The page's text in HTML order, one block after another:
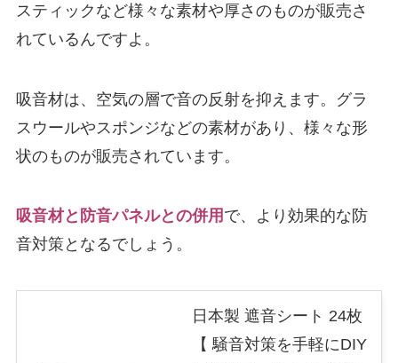
スティックなど様々な素材や厚さのものが販売さ
れているんですよ。
吸音材は、空気の層で音の反射を抑えます。グラ
スウールやスポンジなどの素材があり、様々な形
状のものが販売されています。
吸音材と防音パネルとの併用 で、より効果的な防
音対策となるでしょう。
日本製 遮音シート 24枚
【 騒音対策を手軽にDIY